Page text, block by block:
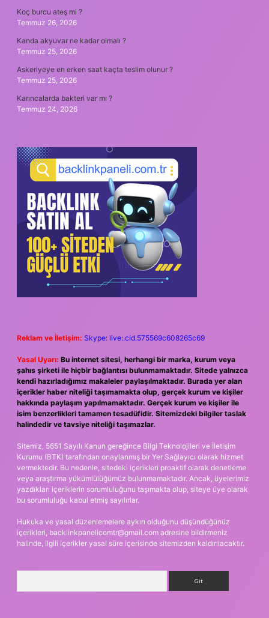
Koç burcu ateş mi ?
Temmuz 26, 2026
Kanda akyuvar ne kadar olmalı ?
Temmuz 25, 2026
Askeriyeye en erken saat kaçta teslim olunur ?
Temmuz 25, 2026
Karıncalarda bakteri var mı ?
Temmuz 24, 2026
Reklam ve İletişim: Skype: live:.cid.575569c608265c69
Yasal Uyarı: Bu internet sitesi, herhangi bir marka, kurum veya
şahıs şirketi ile hiçbir bağlantısı bulunmamaktadır. Sitede yalnızca
kendi hazırladığımız makaleler paylaşılmaktadır. Burada yer alan
içerikler haber niteliği taşımamakta olup, gerçek kurum ve kişiler
hakkında paylaşım yapılmamaktadır. Gerçek kurum ve kişiler ile
isim benzerlikleri tamamen tesadüfidir. Sitemizdeki bilgiler taslak
halindedir ve tavsiye niteliği taşımazlar.
Sitemiz, 5651 Sayılı Kanun gereğince Bilgi Teknolojileri ve İletişim
Kurumu (BTK) tarafından onaylanmış bir Yer Sağlayıcı olarak hizmet
vermektedir. Bu nedenle, sitedeki içerikleri proaktif olarak denetleme
veya araştırma yükümlülüğümüz bulunmamaktadır. Ancak, üyelerimiz
yazdıkları içeriklerin sorumluluğunu taşımakta olup, siteye üye olarak
bu sorumluluğu kabul etmiş sayılırlar.
Hukuka ve yasal düzenlemelere aykırı olduğunu düşündüğünüz
içerikleri, backlinkpanelicomtr@gmail.com adresine bildirmeniz
halinde, ilgili içerikler yasal süre içerisinde sitemizden kaldırılacaktır.